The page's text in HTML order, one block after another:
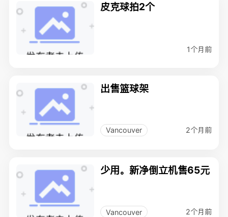
皮克球拍2个
1个月前
出售篮球架
Vancouver 2个月前
少用。新净倒立机售65元
Vancouver 2个月前